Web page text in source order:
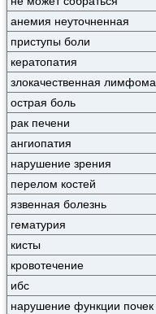
анемия неуточненная
приступы боли
кератопатия
злокачественная лимфома
острая боль
рак печени
ангиопатия
нарушение зрения
перелом костей
язвенная болезнь
гематурия
кисты
кровотечение
ибс
нарушение функции почек